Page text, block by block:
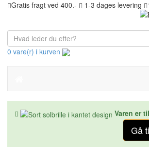
Gratis fragt ved 400.- 1-3 dages levering
0 vare(r) i kurven
Varen er
Gå